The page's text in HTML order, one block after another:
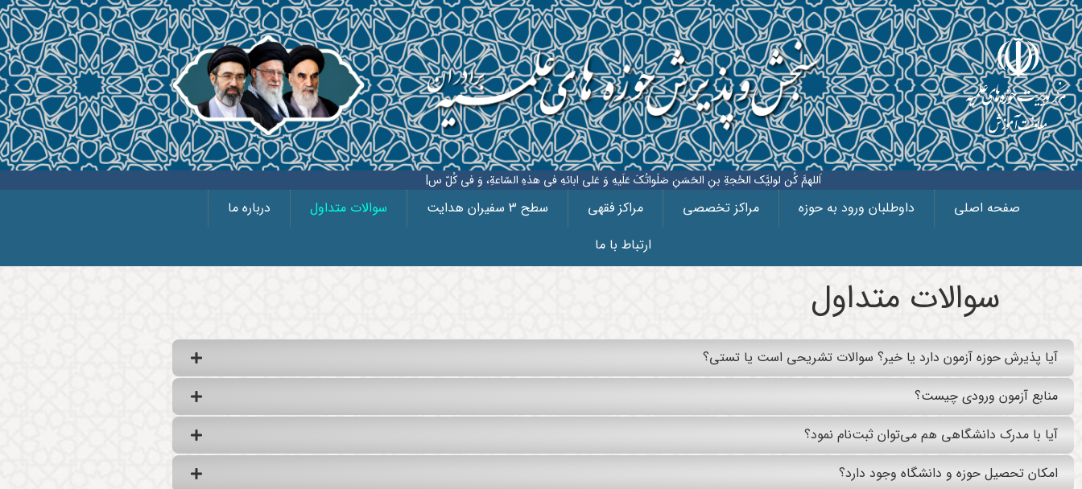
اَللهمَّ کُن لولیَّک الحُجةِ بنِ الحَسَنِ صَلَواتُکَ عَلَیهِ وَ عَلی ابائهِ فی هذهِ السّاعةِ، وَ فی کُلّ ساعَة وَلیّا وَ
صفحه اصلی داوطلبان ورود به حوزه مراکز تخصصی مراکز فقهی سطح 3 سفیران هدایت سوالات متداول
درباره ما
ارتباط با ما
سوالات متداول
آیا پذیرش حوزه آزمون دارد یا خیر؟ سوالات تشریحی است یا تستی؟
منابع آزمون ورودی چیست؟
آیا با مدرک دانشگاهی هم می‌توان ثبت‌نام نمود؟
امکان تحصیل حوزه و دانشگاه وجود دارد؟